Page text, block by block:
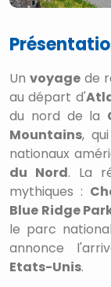
Un voyage de
au départ d'
du nord de la
Mountains,
nationaux
du Nord. La
mythiques :
Blue Ridge
le parc
annonce
Etats-Unis.